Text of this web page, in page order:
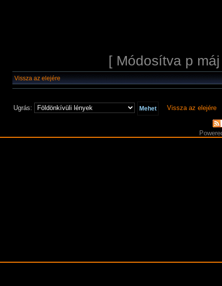
[ Módosítva p
Vissza az elejére
Ugrás: Vissza az elejére